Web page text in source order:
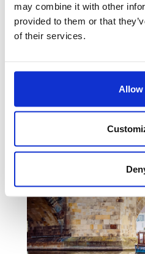
may combine it with other
provided to them or that
of their services.
Allow
첫
페트르진 전망대와 거울 미로